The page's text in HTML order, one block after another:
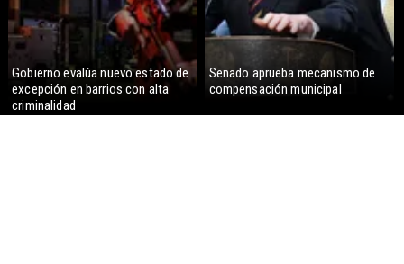
Gobierno evalúa nuevo estado de
excepción en barrios con alta
criminalidad
Senado aprueba mecanismo de
compensación municipal